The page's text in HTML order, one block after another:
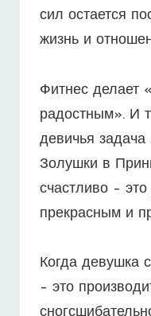
сил остается
жизнь и
Фитнес делает
радостным». И
девичья
Золушки в
счастливо –
прекрасным и
Когда девушка
– это